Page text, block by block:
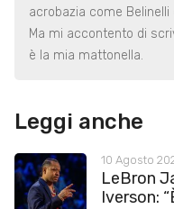
acrobazia come
Ma mi accontento di
è la mia mattonella.
Leggi anche
10 Agosto
LeBron
Iverson: